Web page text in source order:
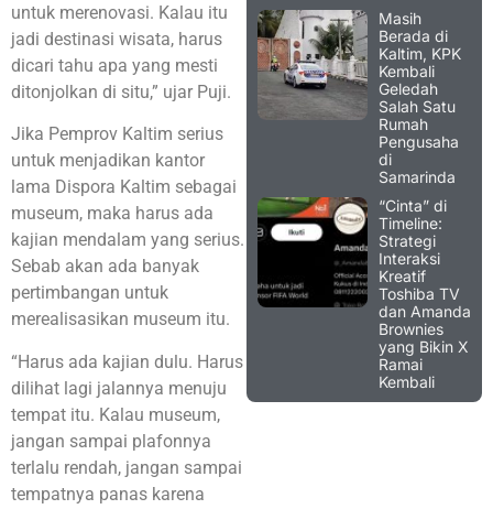
untuk merenovasi. Kalau itu
jadi destinasi wisata, harus
dicari tahu apa yang mesti
ditonjolkan di situ,” ujar Puji.
Jika Pemprov Kaltim serius
untuk menjadikan kantor
lama Dispora Kaltim sebagai
museum, maka harus ada
kajian mendalam yang serius.
Sebab akan ada banyak
pertimbangan untuk
merealisasikan museum itu.
“Harus ada kajian dulu. Harus
dilihat lagi jalannya menuju
tempat itu. Kalau museum,
jangan sampai plafonnya
terlalu rendah, jangan sampai
tempatnya panas karena
Masih
Berada di
Kaltim, KPK
Kembali
Geledah
Salah Satu
Rumah
Pengusaha
di
Samarinda
“Cinta” di
Timeline:
Strategi
Interaksi
Kreatif
Toshiba TV
dan Amanda
Brownies
yang Bikin X
Ramai
Kembali